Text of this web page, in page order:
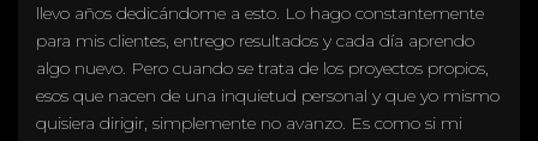
llevo años dedicándome a esto. Lo hago constantemente
para mis clientes, entrego resultados y cada día aprendo
algo nuevo. Pero cuando se trata de los proyectos propios,
esos que nacen de una inquietud personal y que yo mismo
quisiera dirigir, simplemente no avanzo. Es como si mi